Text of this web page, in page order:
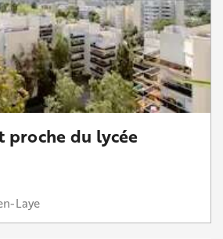
proche du lycée
Laye